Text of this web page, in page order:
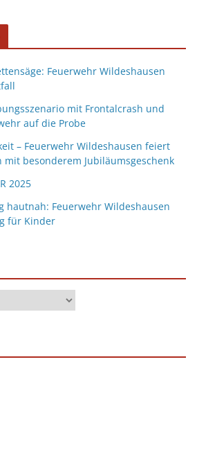
Feuerwehr Wildeshausen
mit Frontalcrash und
auf die Probe
– Feuerwehr Wildeshausen feiert
mit besonderem Jubiläumsgeschenk
2025
hautnah: Feuerwehr Wildeshausen
für Kinder